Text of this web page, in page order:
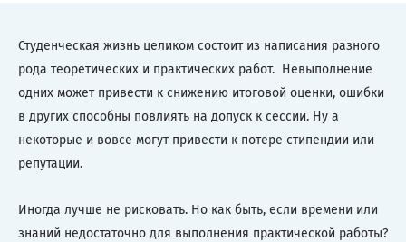
Студенческая жизнь целиком состоит из написания разного
рода теоретических и практических работ. Невыполнение
одних может привести к снижению итоговой оценки, ошибки
в других способны повлиять на допуск к сессии. Ну а
некоторые и вовсе могут привести к потере стипендии или
репутации.
Иногда лучше не рисковать. Но как быть, если времени или
знаний недостаточно для выполнения практической работы?